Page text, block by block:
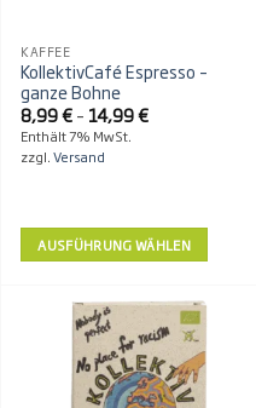
KAFFEE
KollektivCafé Espresso –
ganze Bohne
8,99€ – 14,99€Preisspanne:
8,99 €
Enthält 7% MwSt.
zzgl.Versand
AUSFÜHRUNG WÄHLEN
Produkt
Varianten